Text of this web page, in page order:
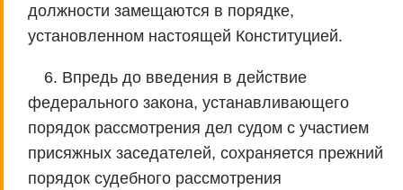
должности замещаются в порядке,
установленном настоящей Конституцией.
6. Впредь до введения в действие
федерального закона, устанавливающего
порядок рассмотрения дел судом с участием
присяжных заседателей, сохраняется прежний
порядок судебного рассмотрения